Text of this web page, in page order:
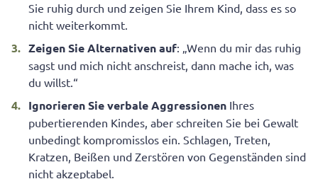
Sie ruhig durch und zeigen Sie Ihrem Kind, dass es so
nicht weiterkommt.
Zeigen Sie Alternativen auf: „Wenn du mir das ruhig
sagst und mich nicht anschreist, dann mache ich, was
du willst.“
Ignorieren Sie verbale Aggressionen Ihres
pubertierenden Kindes, aber schreiten Sie bei Gewalt
unbedingt kompromisslos ein. Schlagen, Treten,
Kratzen, Beißen und Zerstören von Gegenständen sind
nicht akzeptabel.